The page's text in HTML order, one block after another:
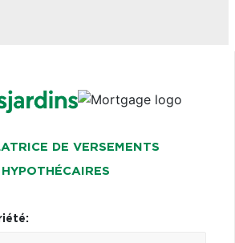
DE VERSEMENTS
HYPOTHÉCAIRES